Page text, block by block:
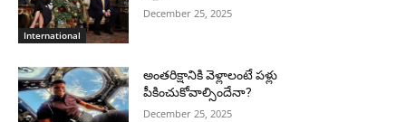
International
December 25, 2025
అంతరిక్షానికి వెళ్లాలంటే పళ్లు
పీకించుకోవాల్సిందేనా?
December 25, 2025